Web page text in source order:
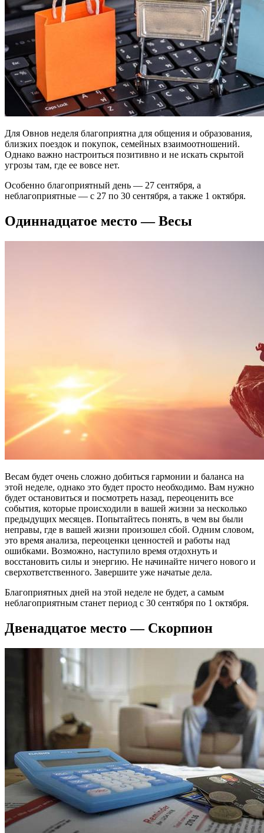
Для Овнов неделя благоприятна для общения и образования,
близких поездок и покупок, семейных взаимоотношений.
Однако важно настроиться позитивно и не искать скрытой
угрозы там, где ее вовсе нет.
Особенно благоприятный день — 27 сентября, а
неблагоприятные — с 27 по 30 сентября, а также 1 октября.
Одиннадцатое место — Весы
Весам будет очень сложно добиться гармонии и баланса на
этой неделе, однако это будет просто необходимо. Вам нужно
будет остановиться и посмотреть назад, переоценить все
события, которые происходили в вашей жизни за несколько
предыдущих месяцев. Попытайтесь понять, в чем вы были
неправы, где в вашей жизни произошел сбой. Одним словом,
это время анализа, переоценки ценностей и работы над
ошибками. Возможно, наступило время отдохнуть и
восстановить силы и энергию. Не начинайте ничего нового и
сверхответственного. Завершите уже начатые дела.
Благоприятных дней на этой неделе не будет, а самым
неблагоприятным станет период с 30 сентября по 1 октября.
Двенадцатое место — Скорпион